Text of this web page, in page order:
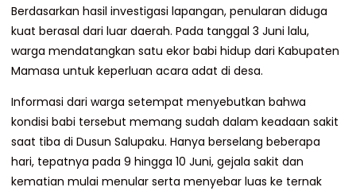
Berdasarkan hasil investigasi lapangan, penularan diduga
kuat berasal dari luar daerah. Pada tanggal 3 Juni lalu,
warga mendatangkan satu ekor babi hidup dari Kabupaten
Mamasa untuk keperluan acara adat di desa.
Informasi dari warga setempat menyebutkan bahwa
kondisi babi tersebut memang sudah dalam keadaan sakit
saat tiba di Dusun Salupaku. Hanya berselang beberapa
hari, tepatnya pada 9 hingga 10 Juni, gejala sakit dan
kematian mulai menular serta menyebar luas ke ternak